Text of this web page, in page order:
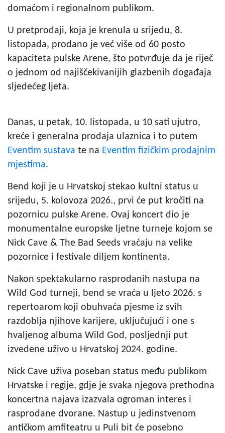
domaćom i regionalnom publikom.
U pretprodaji, koja je krenula u srijedu, 8.
listopada, prodano je već više od 60 posto
kapaciteta pulske Arene, što potvrđuje da je riječ
o jednom od najiščekivanijih glazbenih događaja
sljedećeg ljeta.
Danas, u petak, 10. listopada, u 10 sati ujutro,
kreće i generalna prodaja ulaznica i to putem
Eventim sustava te na Eventim fizičkim prodajnim
mjestima.
Bend koji je u Hrvatskoj stekao kultni status u
srijedu, 5. kolovoza 2026., prvi će put kročiti na
pozornicu pulske Arene. Ovaj koncert dio je
monumentalne europske ljetne turneje kojom se
Nick Cave & The Bad Seeds vraćaju na velike
pozornice i festivale diljem kontinenta.
Nakon spektakularno rasprodanih nastupa na
Wild God turneji, bend se vraća u ljeto 2026. s
repertoarom koji obuhvaća pjesme iz svih
razdoblja njihove karijere, uključujući i one s
hvaljenog albuma Wild God, posljednji put
izvedene uživo u Hrvatskoj 2024. godine.
Nick Cave uživa poseban status među publikom
Hrvatske i regije, gdje je svaka njegova prethodna
koncertna najava izazvala ogroman interes i
rasprodane dvorane. Nastup u jedinstvenom
antičkom amfiteatru u Puli bit će posebno